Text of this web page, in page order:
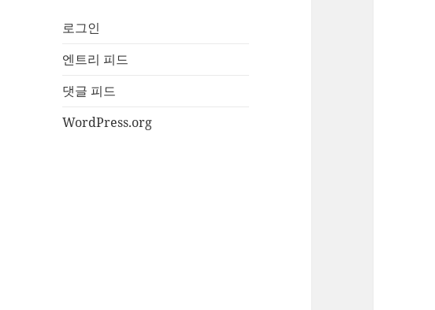
로그인
엔트리 피드
댓글 피드
WordPress.org